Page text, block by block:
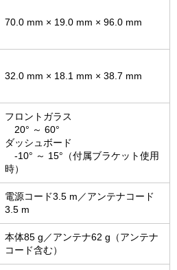
70.0 mm × 19.0 mm × 96.0 mm
32.0 mm × 18.1 mm × 38.7 mm
フロントガラス
20° ～ 60°
ダッシュボード
-10° ～ 15°（付属ブラケット使用
時）
電源コード3.5 m／アンテナコード
3.5 m
本体85 g／アンテナ62 g（アンテナ
コード含む）